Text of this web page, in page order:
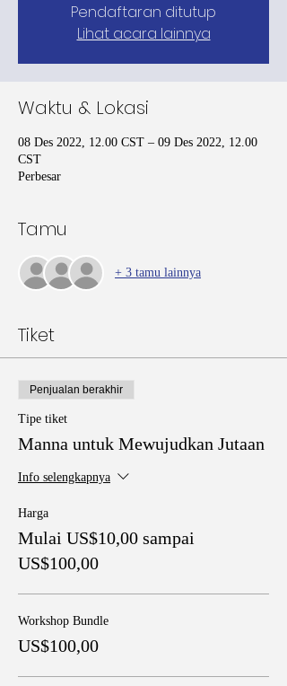
Pendaftaran ditutup
Lihat acara lainnya
Waktu & Lokasi
08 Des 2022, 12.00 CST – 09 Des 2022, 12.00
CST
Perbesar
Tamu
+ 3 tamu lainnya
Tiket
Penjualan berakhir
Tipe tiket
Manna untuk Mewujudkan Jutaan
Info selengkapnya
Harga
Mulai US$10,00 sampai
US$100,00
Workshop Bundle
US$100,00